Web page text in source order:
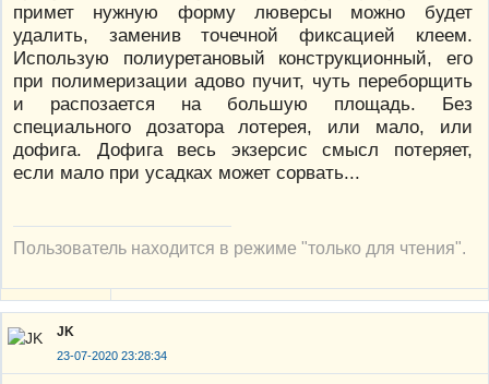
примет нужную форму люверсы можно будет
удалить, заменив точечной фиксацией клеем.
Использую полиуретановый конструкционный, его
при полимеризации адово пучит, чуть переборщить
и распозается на большую площадь. Без
специального дозатора лотерея, или мало, или
дофига. Дофига весь экзерсис смысл потеряет,
если мало при усадках может сорвать...
Пользователь находится в режиме "только для чтения".
JK
23-07-2020 23:28:34